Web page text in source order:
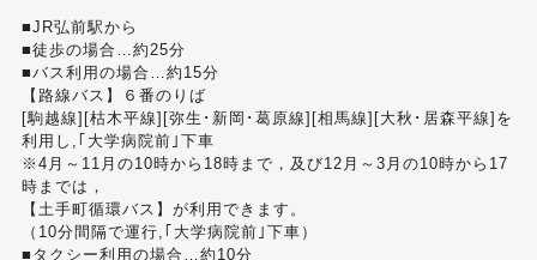
■JR弘前駅から
■徒歩の場合…約25分
■バス利用の場合…約15分
【路線バス】６番のりば
[駒越線][枯木平線][弥生･新岡･葛原線][相馬線][大秋･居森平線]を
利用し,｢大学病院前｣下車
※4月～11月の10時から18時まで，及び12月～3月の10時から17
時までは，
【土手町循環バス】が利用できます。
（10分間隔で運行,｢大学病院前｣下車）
■タクシー利用の場合…約10分